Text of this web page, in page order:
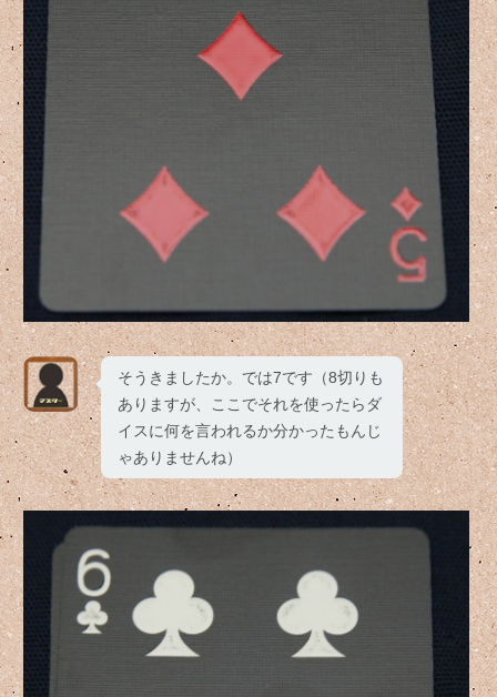
そうきましたか。では7です（8切りも
ありますが、ここでそれを使ったらダ
イスに何を言われるか分かったもんじ
ゃありませんね）